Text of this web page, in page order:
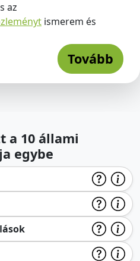
az
ismerem és
Tovább
a 10 állami
egybe